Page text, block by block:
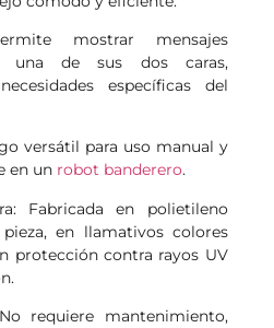
mostrar mensajes
una de sus dos caras,
específicas del
versátil para uso manual y
en un robot banderero.
Fabricada en polietileno
en llamativos colores
protección contra rayos UV
requiere mantenimiento,